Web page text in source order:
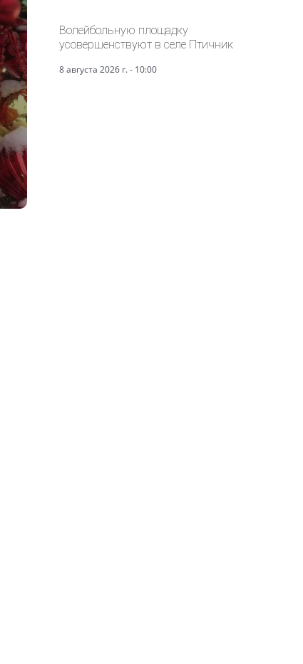
Волейбольную площадку
усовершенствуют в селе Птичник
8 августа 2026 г. - 10:00